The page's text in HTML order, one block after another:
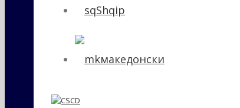
Shqip
македонски